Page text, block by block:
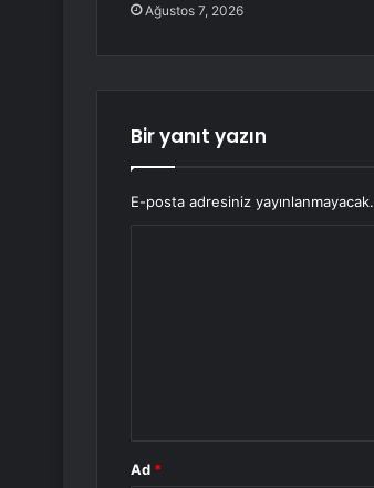
Ağustos 7, 2026
Bir yanıt yazın
E-posta adresiniz yayınlanmayacak.
Ad *